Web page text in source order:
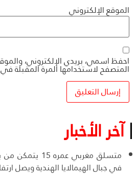
الموقع الإلكتروني
احفظ اسمي، بريدي الإلكتروني،
المتصفح لاستخدامها المرة المقبلة
آخر الأخبار
في جبال الهيمالايا الهندية ويصل ارتفاعها